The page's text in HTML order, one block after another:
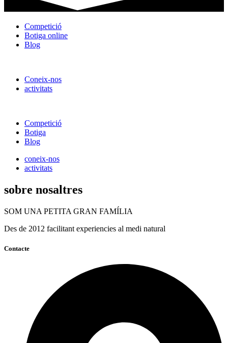
Competició
Botiga online
Blog
Coneix-nos
activitats
Competició
Botiga
Blog
coneix-nos
activitats
sobre nosaltres
SOM UNA PETITA GRAN FAMÍLIA
Des de 2012 facilitant experiencies al medi natural
Contacte